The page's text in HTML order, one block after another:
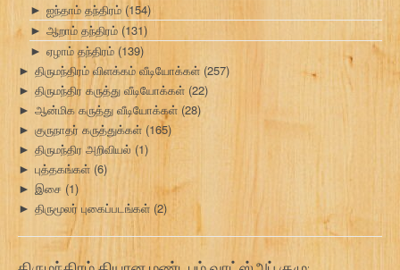
► ஐந்தாம் தந்திரம் (154)
► ஆறாம் தந்திரம் (131)
► ஏழாம் தந்திரம் (139)
► திருமந்திரம் விளக்கம் வீடியோக்கள் (257)
► திருமந்திர கருத்து வீடியோக்கள் (22)
► ஆன்மிக கருத்து வீடியோக்கள் (28)
► குருநாதர் கருத்துக்கள் (165)
► திருமந்திர அறிவியல் (1)
► புத்தகங்கள் (6)
► இசை (1)
► திருமூலர் புகைப்படங்கள் (2)